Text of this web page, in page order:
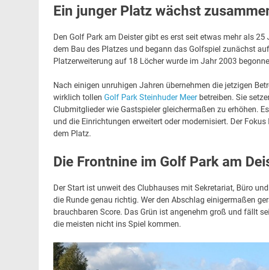
Ein junger Platz wächst
Den Golf Park am Deister gibt es erst seit etwas mehr als
dem Bau des Platzes und begann das Golfspiel zunächst
Platzerweiterung auf 18 Löcher wurde im Jahr 2003
Nach einigen unruhigen Jahren übernehmen die jetzigen
wirklich tollen Golf Park Steinhuder Meerbetreiben. Sie
Clubmitglieder wie Gastspieler gleichermaßen zu erhöhen.
und die Einrichtungen erweitert oder modernisiert. Der
dem Platz.
Die Frontnine im Golf Park am
Der Start ist unweit des Clubhauses mit Sekretariat, Büro
die Runde genau richtig. Wer den Abschlag einigermaßen
brauchbaren Score. Das Grün ist angenehm groß und fällt
die meisten nicht ins Spiel kommen.